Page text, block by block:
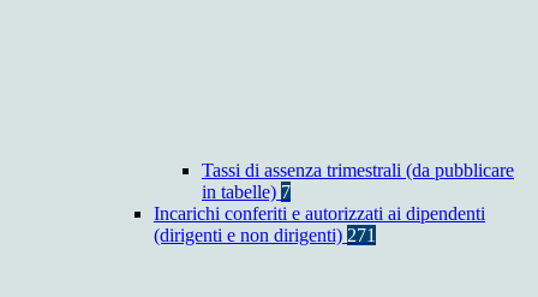
Tassi di assenza trimestrali (da pubblicare
in tabelle) 7
Incarichi conferiti e autorizzati ai dipendenti
(dirigenti e non dirigenti) 271